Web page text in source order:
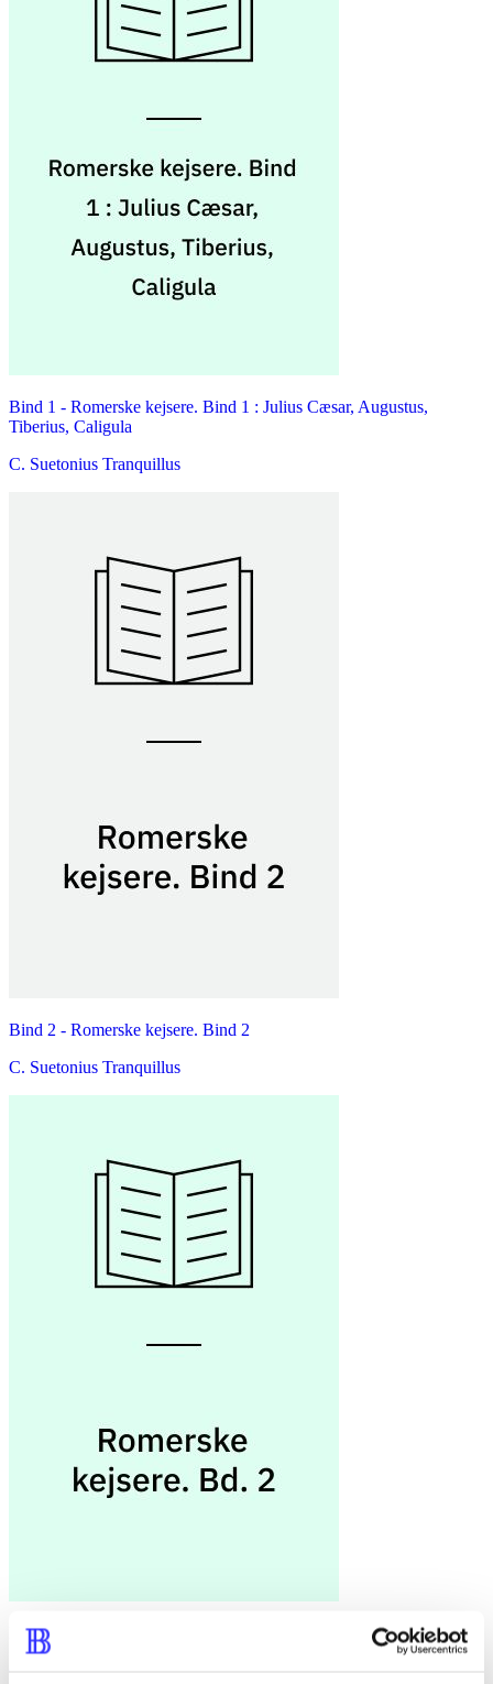
Bind 1 - Romerske kejsere. Bind 1 : Julius Cæsar, Augustus,
Tiberius, Caligula
C. Suetonius Tranquillus
Bind 2 - Romerske kejsere. Bind 2
C. Suetonius Tranquillus
Bd. 2 -
C. Suetonius Tranquillus